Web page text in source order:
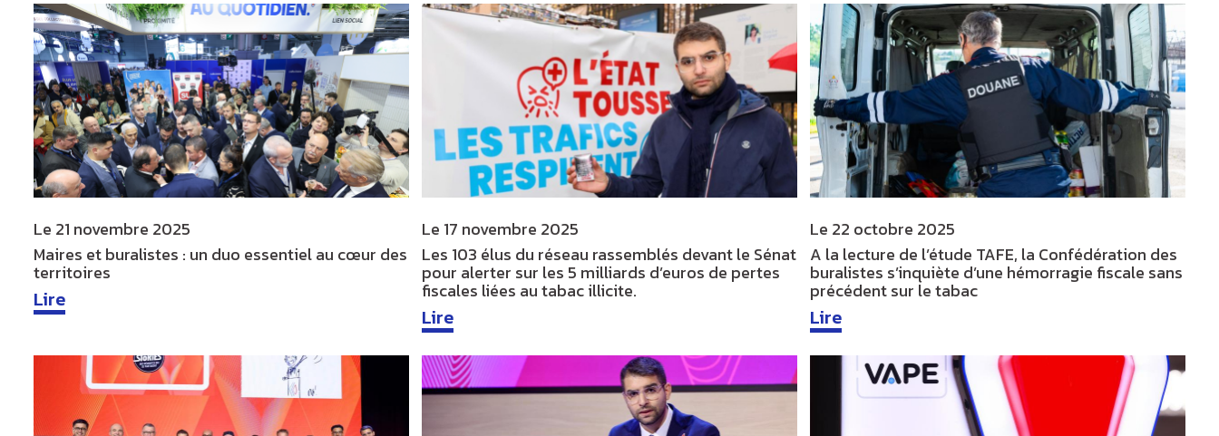
Le 21 novembre 2025
Maires et buralistes : un duo essentiel au cœur des
territoires
Lire
Le 17 novembre 2025
Les 103 élus du réseau rassemblés devant le Sénat
pour alerter sur les 5 milliards d’euros de pertes
fiscales liées au tabac illicite.
Lire
Le 22 octobre 2025
A la lecture de l’étude TAFE, la Confédération des
buralistes s’inquiète d’une hémorragie fiscale sans
précédent sur le tabac
Lire